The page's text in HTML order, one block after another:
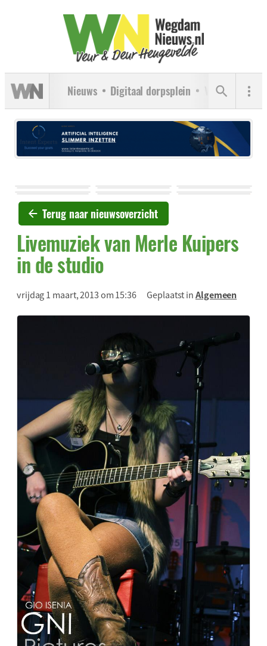
Nieuws Digitaal dorpsplein Verenigingen
Terug naar nieuwsoverzicht
Livemuziek van Merle Kuipers
in de studio
vrijdag 1 maart, 2013 om 15:36 Geplaatst inAlgemeen